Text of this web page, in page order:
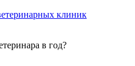
клиник
в год?